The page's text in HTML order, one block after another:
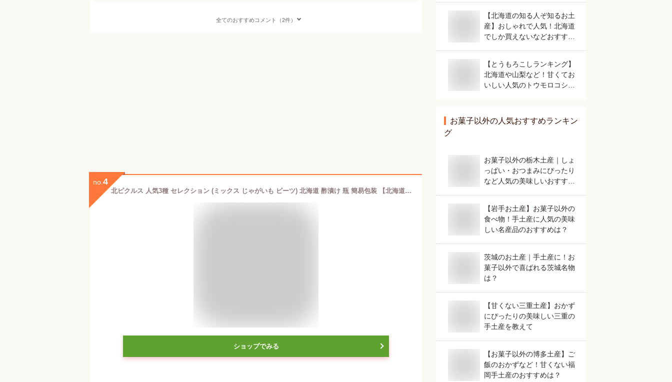
全てのおすすめコメント（2件）
no. 4
北ピクルス 人気3種 セレクション (ミックス じゃがいも ビーツ) 北海道 酢漬け 瓶 簡易包装 【北海道地元市場】
ショップでみる
【北海道の知る人ぞ知るお土
産】おしゃれで人気！北海道
でしか買えないなどおすすめ
【とうもろこしランキング】
北海道や山梨など！甘くてお
いしい人気のトウモロコシの
お菓子以外の人気おすすめランキン
グ
お菓子以外の栃木土産｜しょ
っぱい・おつまみにぴったり
など人気の美味しいおすすめ
【岩手お土産】お菓子以外の
食べ物！手土産に人気の美味
しい名産品のおすすめは？
茨城のお土産｜手土産に！お
菓子以外で喜ばれる茨城名物
は？
【甘くない三重土産】おかず
にぴったりの美味しい三重の
手土産を教えて
【お菓子以外の博多土産】ご
飯のおかずなど！甘くない福
岡手土産のおすすめは？